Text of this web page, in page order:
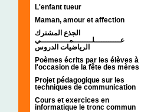
L'enfant tueur
Maman, amour et affection
الجذع المشترك
عـــــــــــلــــــــمــــــــــــي
الرياضيات الدروس
Poèmes écrits par les élèves à
l'occasion de la fête des mères
Projet pédagogique sur les
techniques de communication
Cours et exercices en
informatique le tronc commun